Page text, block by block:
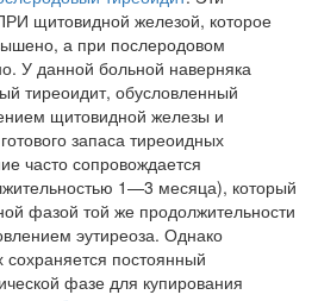
щитовидной желе­зой, которое
а при послеродовом
У данной больной наверняка
тиреоидит, обусловленный
щитовидной железы и
готового запаса тиреоидных
часто сопровождает­ся
1—3 месяца), который
фазой той же продолжительности
эутиреоза. Однако
постоянный
фазе для купирования